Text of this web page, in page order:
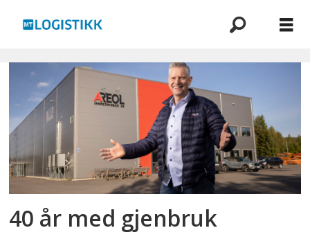
Emne:
lagerinnredning
40 år med gjenbruk